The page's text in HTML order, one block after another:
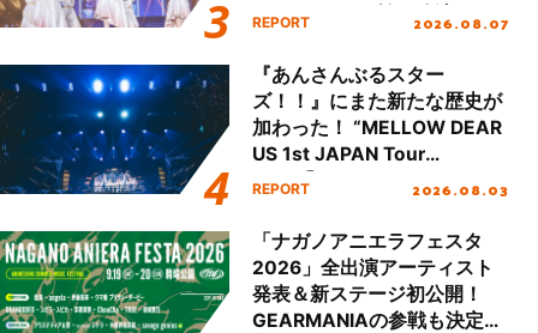
Party Stage／埼玉公演＞”
REPORT 2026.08.07
『あんさんぶるスター
ズ！！』にまた新たな歴史が
加わった！ “MELLOW DEAR
US 1st JAPAN Tour
Final「NICE to meet YOU
ート!!
REPORT 2026.08.03
「ナガノアニエラフェスタ
2026」全出演アーティスト
発表＆新ステージ初公開！
GEARMANIAの参戦も決定